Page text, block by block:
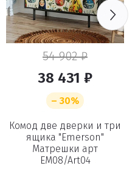
54 902 ₽
38 431 ₽
– 30%
Комод две дверки и три
ящика "Emerson"
Матрешки арт
EM08/Art04